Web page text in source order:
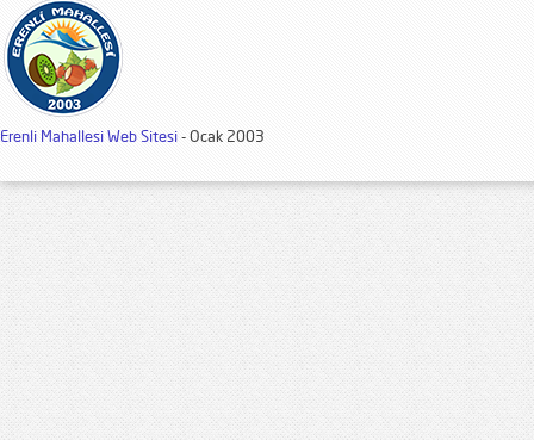
Erenli Mahallesi Web Sitesi- Ocak 2003